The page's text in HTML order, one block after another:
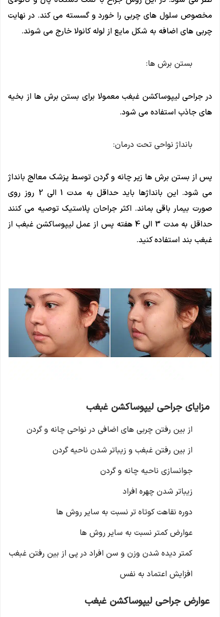
مخصوص سلول های چربی را خورد و گسسته می کند. در نهایت
چربی های اضافه به شکل مایع از لوله کانولا خارج می شوند.
بستن برش ها:
در جراحی لیپوساکشن غبغب معمولا برای بستن برش ها از بخیه
های جاذب استفاده می شود.
بانداژ نواحی تحت درمان:
پس از بستن برش ها زیر چانه و گردن توسط پزشک معالج بانداژ
می شود. این بانداژها باید حداقل به مدت 1 الی 2 روز روی
صورت بیمار باقی بماند. اکثر جراحان پلاستیک توصیه می کنند
حداقل به مدت 3 الی 4 هفته پس از عمل لیپوساکشن غبغب از
غبغب بند استفاده کنید.
مزایای جراحی لیپوساکشن غبغب
از بین رفتن چربی های اضافی در نواحی چانه و گردن
از بین رفتن غبغب و زیباتر شدن ناحیه گردن
جوانسازی ناحیه چانه و گردن
زیباتر شدن چهره افراد
دوره نقاهت کوتاه تر نسبت به سایر روش ها
عوارض کمتر نسبت به سایر روش ها
کمتر دیده شدن وزن و سن افراد در پی از بین رفتن غبغب
افزایش اعتماد به نفس
عوارض جراحی لیپوساکشن غبغب